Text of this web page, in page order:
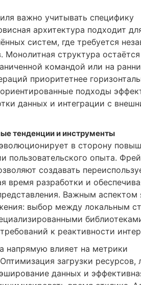
важно учитывать специфику
архитектура подходит
систем, где требуется
структура остаётся
командой или на
приоритетнее
подходы
данных и интеграции с
тенденции и инструменты
в сторону
пользовательского опыта.
создавать
время разработки и
Важным аспектом
выбор между локальным
к реактивности
напрямую влияет на метрики
загрузки ресурсов,
данных и